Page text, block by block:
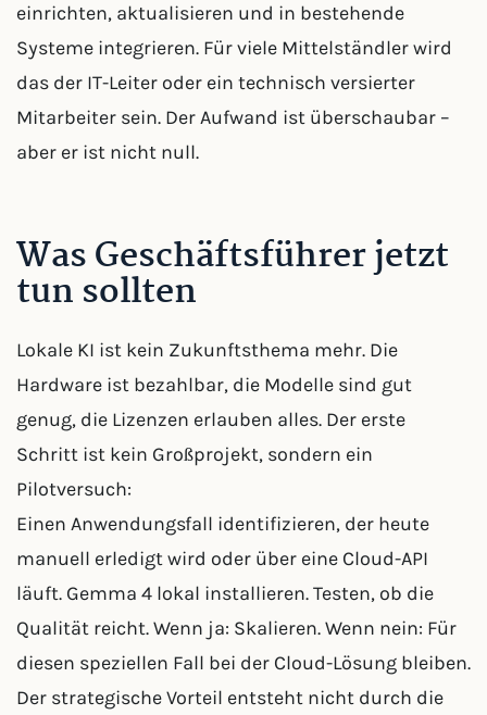
einrichten, aktualisieren und in bestehende
Systeme integrieren. Für viele Mittelständler wird
das der IT-Leiter oder ein technisch versierter
Mitarbeiter sein. Der Aufwand ist überschaubar –
aber er ist nicht null.
Was Geschäftsführer jetzt
tun sollten
Lokale KI ist kein Zukunftsthema mehr. Die
Hardware ist bezahlbar, die Modelle sind gut
genug, die Lizenzen erlauben alles. Der erste
Schritt ist kein Großprojekt, sondern ein
Pilotversuch:
Einen Anwendungsfall identifizieren, der heute
manuell erledigt wird oder über eine Cloud-API
läuft. Gemma 4 lokal installieren. Testen, ob die
Qualität reicht. Wenn ja: Skalieren. Wenn nein: Für
diesen speziellen Fall bei der Cloud-Lösung bleiben.
Der strategische Vorteil entsteht nicht durch die